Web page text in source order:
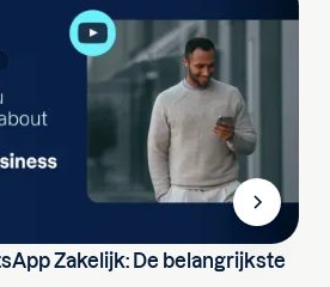
Zakelijk: De belangrijkste